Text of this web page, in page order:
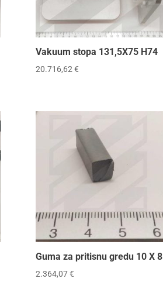
Vakuum stopa 131,5X75 H74
20.716,62 €
Guma za pritisnu gredu 10 X 8
2.364,07€